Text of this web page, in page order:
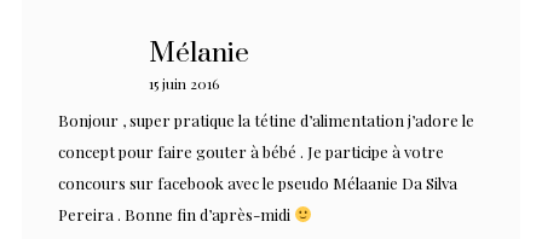
Mélanie
15 juin 2016
Bonjour , super pratique la tétine d’alimentation j’adore le
concept pour faire gouter à bébé . Je participe à votre
concours sur facebook avec le pseudo Mélaanie Da Silva
Pereira . Bonne fin d’après-midi